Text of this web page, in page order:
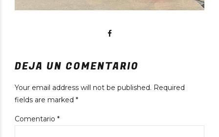
DEJA UN COMENTARIO
Your email address will not be published. Required
fields are marked *
Comentario *